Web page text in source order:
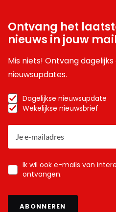
Ontvang het
nieuws in jouw
Mis niets! Ontvang
nieuwsupdates.
Dagelijkse nieuwsupdate
Wekelijkse nieuwsbrief
Ik wil ook e-mails van
ontvangen.
ABONNEREN